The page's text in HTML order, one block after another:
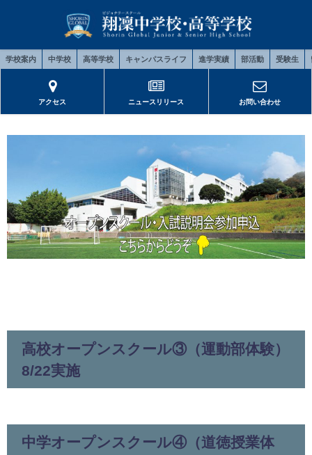
学校案内 中学校 高等学校 キャンパスライフ 進学実績 部活動 受験生
アクセス ニュースリリース お問い合わせ
高校オープンスクール③（運動部体験）
8/22実施
中学オープンスクール④（道徳授業体